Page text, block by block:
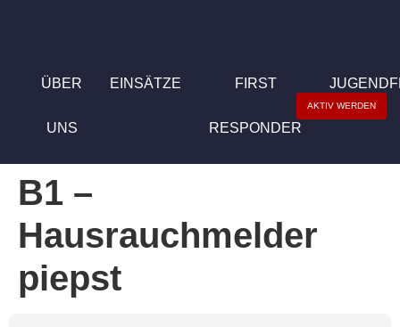
ÜBER
UNS
EINSÄTZE FIRST
RESPONDER
AKTIV WERDEN
B1 –
Hausrauchmelder
piepst